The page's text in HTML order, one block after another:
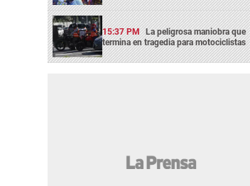
15:37 PM La peligrosa maniobra que
termina en tragedia para motociclistas